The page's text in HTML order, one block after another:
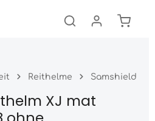
Reithelme Samshield
XJ mat